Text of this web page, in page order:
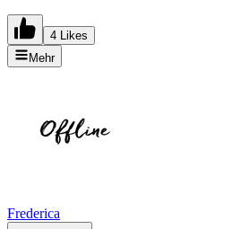
4 Likes
Mehr
Frederica